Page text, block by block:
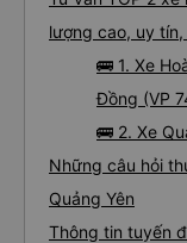
lượng cao, uy
🚌 1. Xe
Đồng (VP
🚌 2. Xe
Những câu hỏi
Quảng Yên
Thông tin tuyến